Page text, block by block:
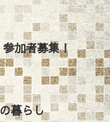
加者募集！
暮らし